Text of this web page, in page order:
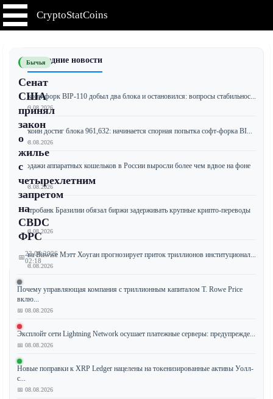
CryptoStatCoins
Бычья
Сенат
США
принял
закон
о
жилье
с
четырехлетним
запретом
на
CBDC
ФРС
📅23.06.2026
02:18
Сенат
США
принял
законопроект
о
жилье,
📰 Последние новости
Биткоин-форк BIP-110 добыл два блока и остановился: вопросы стабильнос...
📅 09.08.2026
Биткоин достиг блока 961,632: начинается спорная попытка софт-форка BI...
📅 08.08.2026
Продажи аппаратных кошельков в России выросли более чем вдвое на фоне
📅 08.08.2026
Центробанк Бразилии обязал биржи задерживать крупные крипто-переводы
з...
📅 08.08.2026
Глава Bitwise Мэтт Хоуган прогнозирует приток триллионов институционал...
📅 08.08.2026
Почему управляющая компания с триллионным капиталом T. Rowe Price
вклю...
📅 08.08.2026
Эксплойт сети Lightning Network осушает платежные серверы: предупрежде...
📅 08.08.2026
Новые поправки к XRP Ledger нацелены на токенизированные активы Уолл-
с...
📅 08.08.2026